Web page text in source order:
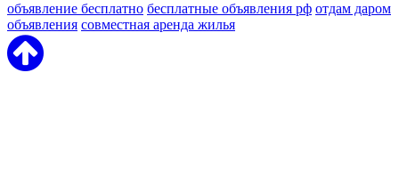
объявление бесплатно бесплатные объявления рф отдам даром
объявления совместная аренда жилья